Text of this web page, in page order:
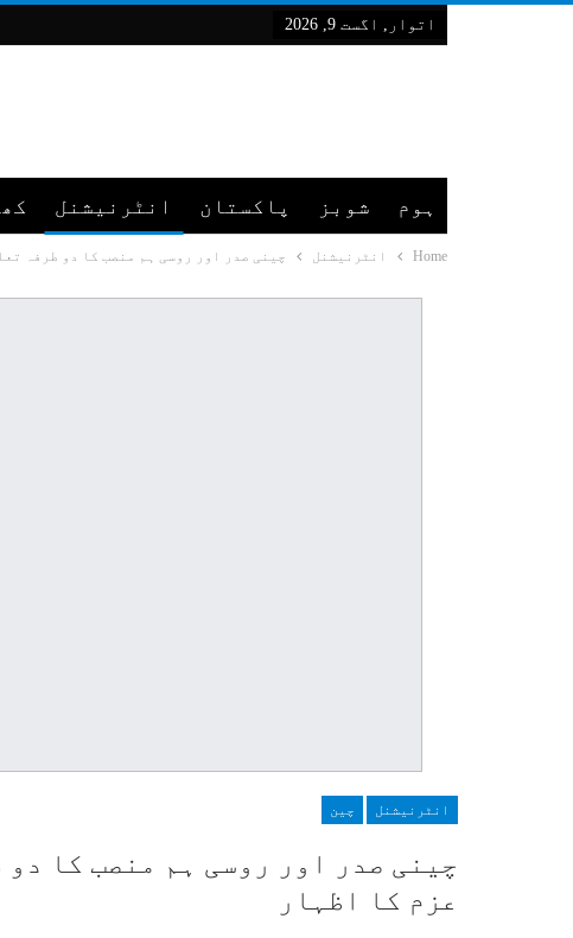
اتوار, اگست 9, 2026
ہوم شوبز پاکستان انٹرنیشنل
Home انٹرنیشنل چینی صدر اور روسی ہم منصب کا دو طرفہ
انٹرنیشنل چین
چینی صدر اور روسی ہم منصب کا
عزم کا اظہار